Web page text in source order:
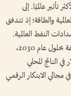
تأثير عالميًا. إلى
والطاقة؛ إذ تتدفق
التجارة العالمية و20% من إمدادات النفط العالمية.
وبفضل تخصيص أكثر من 75 مليار دولار للطاقة النظيفة بحلول عام 2030،
بمبلغ 320 مليار دولار في الناتج المحلي
الابتكار الرقمي